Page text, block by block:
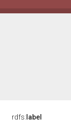
rdfs: label